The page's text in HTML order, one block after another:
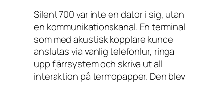
Silent 700 var inte en dator i sig, utan
en kommunikationskanal. En terminal
som med akustisk kopplare kunde
anslutas via vanlig telefonlur, ringa
upp fjärrsystem och skriva ut all
interaktion på termopapper. Den blev